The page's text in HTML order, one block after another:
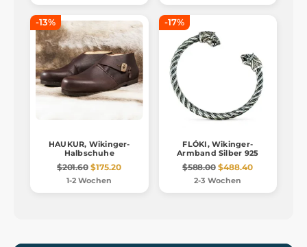
-13%
HAUKUR, Wikinger-
Halbschuhe
$201.60 $175.20
1-2 Wochen
-17%
FLÓKI, Wikinger-
Armband Silber 925
$588.00 $488.40
2-3 Wochen